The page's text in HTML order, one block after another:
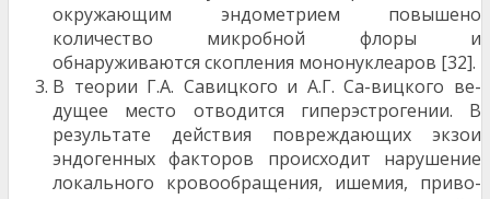
окружающим эндометрием повышено
количество микроб­ной флоры и
обнаруживаются скопления мононуклеаров [32].
В теории Г.А. Савицкого и А.Г. Са-вицкого ве­
дущее место отводится гиперэстрогении. В
результате действия повреждающих экзои
эндогенных факторов происходит нарушение
локального кровообращения, ишемия, приво­